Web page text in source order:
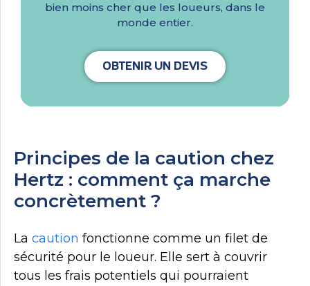
bien moins cher que les loueurs, dans le
monde entier.
OBTENIR UN DEVIS
Principes de la caution chez
Hertz : comment ça marche
concrètement ?
La caution fonctionne comme un filet de
sécurité pour le loueur. Elle sert à couvrir
tous les frais potentiels qui pourraient